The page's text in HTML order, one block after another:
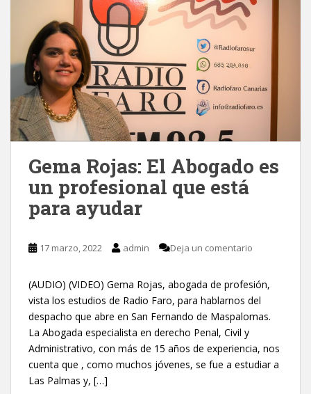
Gema Rojas: El Abogado es
un profesional que está
para ayudar
17 marzo, 2022 admin Deja un comentario
(AUDIO) (VIDEO) Gema Rojas, abogada de profesión,
vista los estudios de Radio Faro, para hablarnos del
despacho que abre en San Fernando de Maspalomas.
La Abogada especialista en derecho Penal, Civil y
Administrativo, con más de 15 años de experiencia, nos
cuenta que , como muchos jóvenes, se fue a estudiar a
Las Palmas y, […]